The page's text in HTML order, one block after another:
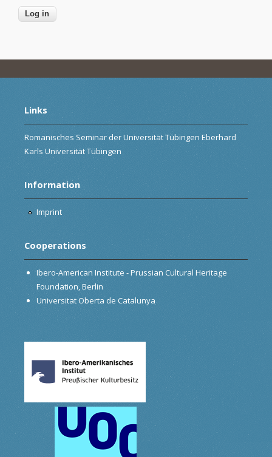
Links
Romanisches Seminar der Universität Tübingen Eberhard
Karls Universität Tübingen
Information
Imprint
Cooperations
Ibero-American Institute - Prussian Cultural Heritage
Foundation, Berlin
Universitat Oberta de Catalunya